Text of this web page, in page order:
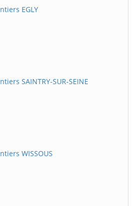
EGLY
SAINTRY-SUR-SEINE
WISSOUS